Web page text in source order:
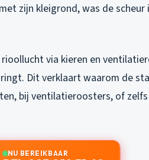
zijn kleigrond, was de scheur
via kieren en
Dit verklaart waarom de
bij ventilatieroosters, of
NU BEREIKBAAR